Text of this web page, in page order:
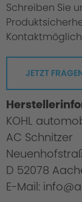
Schreiben Sie
JETZT
KOHL
AC Schnitzer
D 52078
E-Mail: